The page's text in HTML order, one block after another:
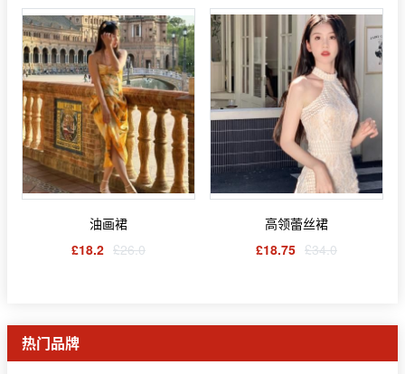
油画裙
£18.2 £26.0
高领蕾丝裙
£18.75 £34.0
热门品牌